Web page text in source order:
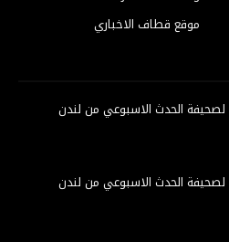
موقع قطاف الاخباري